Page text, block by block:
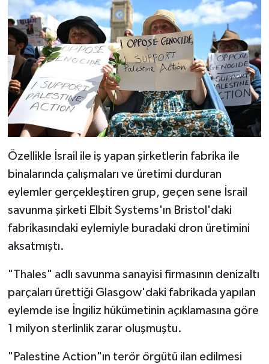
Özellikle İsrail ile iş yapan şirketlerin fabrika ile
binalarında çalışmaları ve üretimi durduran
eylemler gerçekleştiren grup, geçen sene İsrail
savunma şirketi Elbit Systems'ın Bristol'daki
fabrikasındaki eylemiyle buradaki dron üretimini
aksatmıştı.
"Thales" adlı savunma sanayisi firmasının denizaltı
parçaları ürettiği Glasgow'daki fabrikada yapılan
eylemde ise İngiliz hükümetinin açıklamasına göre
1 milyon sterlinlik zarar oluşmuştu.
"Palestine Action"ın terör örgütü ilan edilmesi